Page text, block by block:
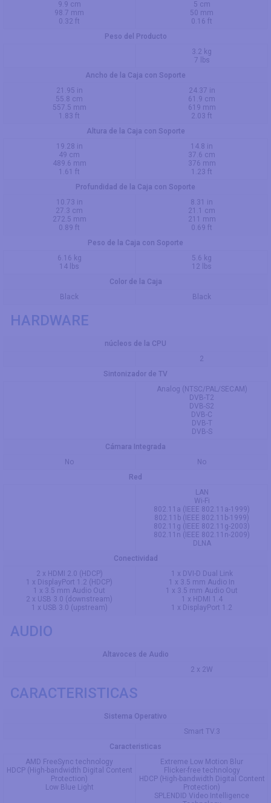
9.9 cm
98.7 mm
0.32 ft
5 cm
50 mm
0.16 ft
Peso del Producto
3.2 kg
7 lbs
Ancho de la Caja con Soporte
21.95 in
55.8 cm
557.5 mm
1.83 ft
24.37 in
61.9 cm
619 mm
2.03 ft
Altura de la Caja con Soporte
19.28 in
49 cm
489.6 mm
1.61 ft
14.8 in
37.6 cm
376 mm
1.23 ft
Profundidad de la Caja con Soporte
10.73 in
27.3 cm
272.5 mm
0.89 ft
8.31 in
21.1 cm
211 mm
0.69 ft
Peso de la Caja con Soporte
6.16 kg
14 lbs
5.6 kg
12 lbs
Color de la Caja
Black
Black
HARDWARE
núcleos de la CPU
2
Sintonizador de TV
Analog (NTSC/PAL/SECAM)
DVB-T2
DVB-S2
DVB-C
DVB-T
DVB-S
Cámara Integrada
No
No
Red
LAN
Wi-Fi
802.11a (IEEE 802.11a-1999)
802.11b (IEEE 802.11b-1999)
802.11g (IEEE 802.11g-2003)
802.11n (IEEE 802.11n-2009)
DLNA
Conectividad
2 x HDMI 2.0 (HDCP)
1 x DisplayPort 1.2 (HDCP)
1 x 3.5 mm Audio Out
2 x USB 3.0 (downstream)
1 x USB 3.0 (upstream)
1 x DVI-D Dual Link
1 x 3.5 mm Audio In
1 x 3.5 mm Audio Out
1 x HDMI 1.4
1 x DisplayPort 1.2
AUDIO
Altavoces de Audio
2 x 2W
CARACTERISTICAS
Sistema Operativo
Smart TV.3
Caracteristicas
AMD FreeSync technology
HDCP (High-bandwidth Digital Content
Protection)
Low Blue Light
Extreme Low Motion Blur
Flicker-free technology
HDCP (High-bandwidth Digital Content
Protection)
SPLENDID Video Intelligence